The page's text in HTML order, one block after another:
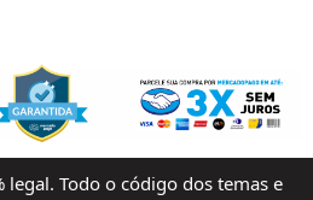
legal. Todo o código dos temas e